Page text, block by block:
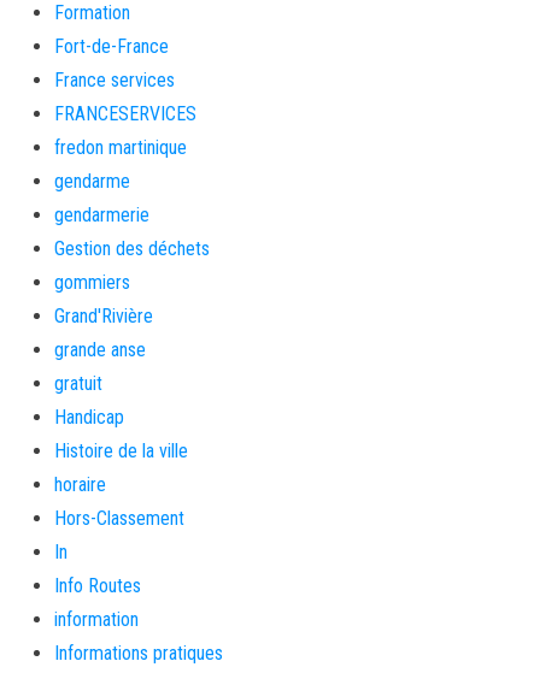
Formation
Fort-de-France
France services
FRANCESERVICES
fredon martinique
gendarme
gendarmerie
Gestion des déchets
gommiers
Grand'Rivière
grande anse
gratuit
Handicap
Histoire de la ville
horaire
Hors-Classement
In
Info Routes
information
Informations pratiques